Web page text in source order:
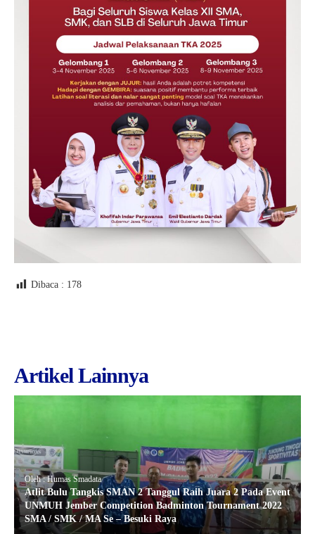
Dibaca : 178
Artikel Lainnya
Oleh : Humas Smadata
Atlit Bulu Tangkis SMAN 2 Tanggul Raih Juara 2 Pada Event
UNMUH Jember Competition Badminton Tournament 2022
SMA / SMK / MA Se – Besuki Raya